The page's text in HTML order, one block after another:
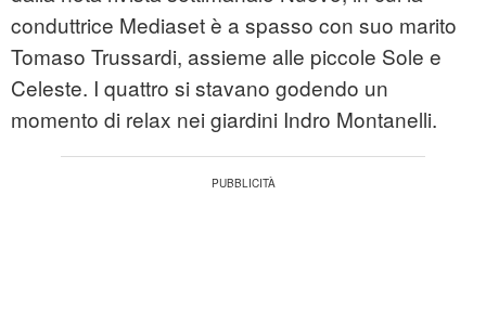
conduttrice Mediaset è a spasso con suo marito
Tomaso Trussardi, assieme alle piccole Sole e
Celeste. I quattro si stavano godendo un
momento di relax nei giardini Indro Montanelli.